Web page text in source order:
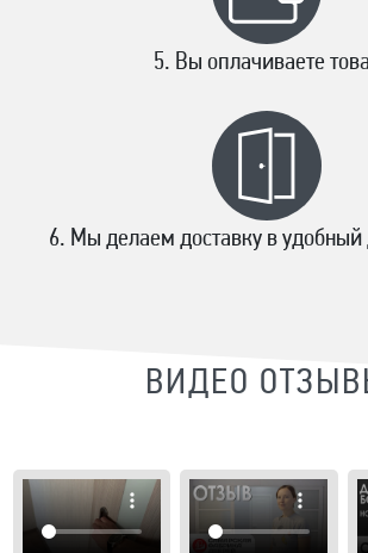
Вы оплачиваете
Мы делаем доставку в удобный
ВИДЕО